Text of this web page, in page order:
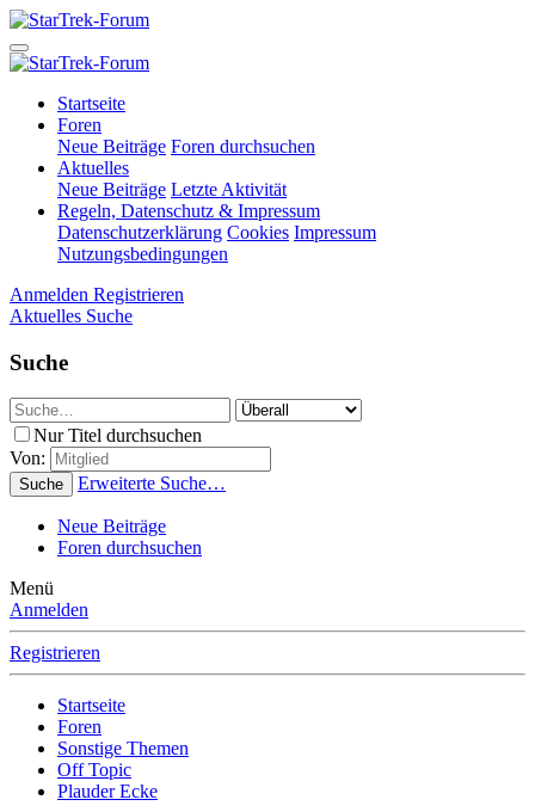
Startseite
Foren
Neue Beiträge Foren durchsuchen
Aktuelles
Neue Beiträge Letzte Aktivität
Regeln, Datenschutz & Impressum
Datenschutzerklärung Cookies Impressum
Nutzungsbedingungen
Anmelden Registrieren
Aktuelles Suche
Suche
Nur Titel durchsuchen
Von:
Suche Erweiterte Suche…
Neue Beiträge
Foren durchsuchen
Menü
Anmelden
Registrieren
Startseite
Foren
Sonstige Themen
Off Topic
Plauder Ecke